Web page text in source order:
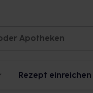
Rezept einreichen